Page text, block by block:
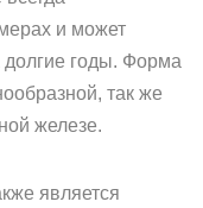
и может
долгие годы. Форма
так же
железе.
является